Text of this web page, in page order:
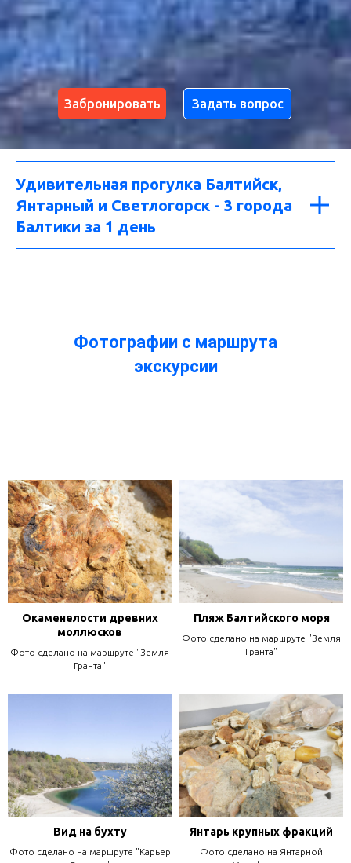
Забронировать Задать вопрос
Удивительная прогулка Балтийск,
Янтарный и Светлогорск - 3 города
Балтики за 1 день
Фотографии с маршрута
экскурсии
Окаменелости древних
моллюсков
Фото сделано на маршруте "Земля
Гранта"
Пляж Балтийского моря
Фото сделано на маршруте "Земля
Гранта"
Вид на бухту
Фото сделано на маршруте "Карьер
Янтарь крупных фракций
Фото сделано на Янтарной